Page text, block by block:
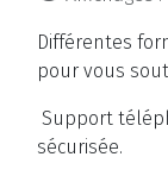
Différentes
pour vous
Support
sécurisée.